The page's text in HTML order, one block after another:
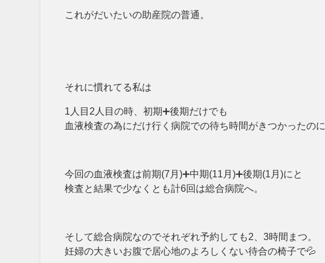
これがだいたいの助産院の普通。
それに慣れてる私は
1人目2人目の時、初期➕後期だけでも
血液検査の為にだけ行く病院での待ち時間がきつかったのに
今回の血液検査は前期(7月)➕中期(11月)➕後期(1月)にと
検査と結果で少なくとも計6回は総合病院へ。
そして総合病院なのでそれぞれ予約しても2、3時間まつ。
妊婦の大きいお腹で居心地のよろしくない待合の椅子で💦